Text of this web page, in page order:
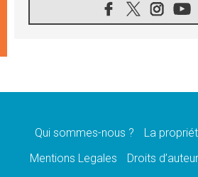
08.08.2026
Signis 2026, donner la
07.08.2026
07.08.2026
de l'Assomption et
Qui sommes-nous ? La
Mentions Legales
Droits d’auteur